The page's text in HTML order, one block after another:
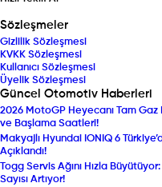
Sözleşmeler
Gizlilik Sözleşmesi
KVKK Sözleşmesi
Kullanıcı Sözleşmesi
Üyelik Sözleşmesi
Güncel Otomotiv Haberleri
2026 MotoGP Heyecanı Tam Gaz
ve Başlama Saatleri!
Makyajlı Hyundai IONIQ 6
Açıklandı!
Togg Servis Ağını Hızla
Sayısı Artıyor!